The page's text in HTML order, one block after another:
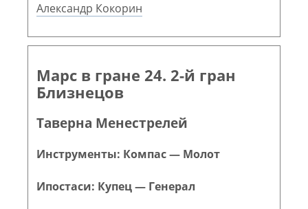
Александр Кокорин
Марс в гране 24. 2-й гран
Близнецов
Таверна Менестрелей
Инструменты: Компас — Молот
Ипостаси: Купец — Генерал